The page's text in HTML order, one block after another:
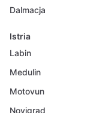
Dalmacja
Istria
Labin
Medulin
Motovun
Novigrad